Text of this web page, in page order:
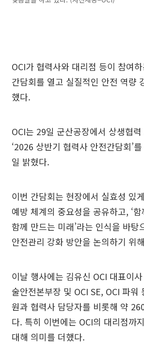
OCI가 협력사와 대리점 등이 참여
간담회를 열고 실질적인 안전 역량
했다.
OCI는 29일 군산공장에서 상생협
‘2026 상반기 협력사 안전간담회’
일 밝혔다.
이번 간담회는 현장에서 실효성 있
예방 체계의 중요성을 공유하고, ‘
함께 만드는 미래’라는 인식을 바탕
안전관리 강화 방안을 논의하기 위
이날 행사에는 김유신 OCI 대표이
술안전본부장 및 OCI SE, OCI 파워
원과 협력사 담당자를 비롯해 약
다. 특히 이번에는 OCI의 대리점까
대해 의미를 더했다.